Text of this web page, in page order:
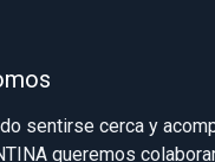
sentirse cerca y
queremos